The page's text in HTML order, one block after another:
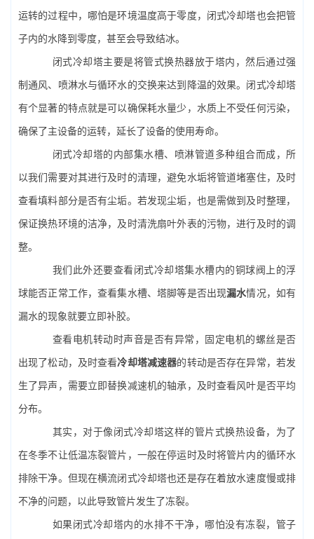
运转的过程中，哪怕是环境温度高于零度，闭式冷却塔也会把管
子内的水降到零度，甚至会导致结冰。
闭式冷却塔主要是将管式换热器放于塔内，然后通过强
制通风、喷淋水与循环水的交换来达到降温的效果。闭式冷却塔
有个显著的特点就是可以确保耗水量少，水质上不受任何污染，
确保了主设备的运转，延长了设备的使用寿命。
闭式冷却塔的内部集水槽、喷淋管道多种组合而成，所
以我们需要对其进行及时的清理，避免水垢将管道堵塞住，及时
查看填料部分是否有尘垢。若发现尘垢，也是需做到及时整理，
保证换热环境的洁净，及时清洗扇叶外表的污物，进行及时的调
整。
我们此外还要查看闭式冷却塔集水槽内的铜球阀上的浮
球能否正常工作，查看集水槽、塔脚等是否出现漏水情况，如有
漏水的现象就要立即补胶。
查看电机转动时声音是否有异常，固定电机的螺丝是否
出现了松动，及时查看冷却塔减速器的转动是否存在异常，若发
生了异声，需要立即替换减速机的轴承，及时查看风叶是否平均
分布。
其实，对于像闭式冷却塔这样的管片式换热设备，为了
在冬季不让低温冻裂管片，一般在停运时及时将管片内的循环水
排除干净。但现在横流闭式冷却塔也还是存在着放水速度慢或排
不净的问题，以此导致管片发生了冻裂。
如果闭式冷却塔内的水排不干净，哪怕没有冻裂，管子